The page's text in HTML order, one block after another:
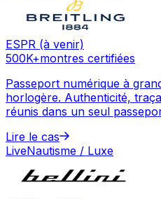
ESPR (à venir)
500K+montres certifiées
Passeport numérique à
horlogère. Authenticité,
réunis dans un seul
Lire le cas
LiveNautisme / Luxe